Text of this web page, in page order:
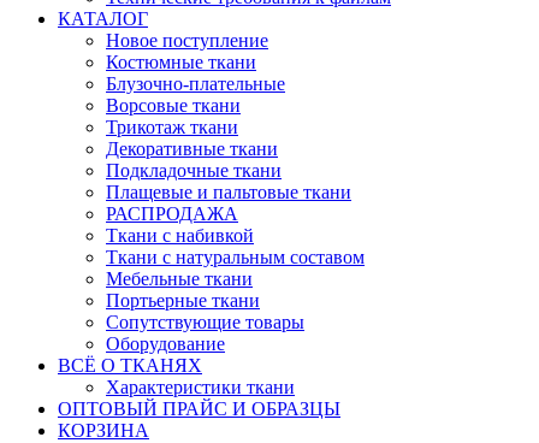
КАТАЛОГ
Новое поступление
Костюмные ткани
Блузочно-плательные
Ворсовые ткани
Трикотаж ткани
Декоративные ткани
Подкладочные ткани
Плащевые и пальтовые ткани
РАСПРОДАЖА
Ткани с набивкой
Ткани с натуральным составом
Мебельные ткани
Портьерные ткани
Сопутствующие товары
Оборудование
ВСЁ О ТКАНЯХ
Характеристики ткани
ОПТОВЫЙ ПРАЙС И ОБРАЗЦЫ
КОРЗИНА